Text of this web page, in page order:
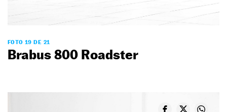
FOTO 19 DE 21
Brabus 800 Roadster